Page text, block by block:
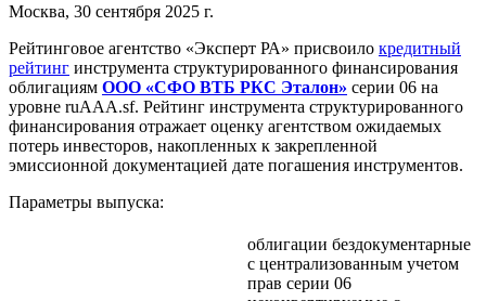
Москва, 30 сентября 2025 г.
Рейтинговое агентство «Эксперт РА» присвоило кредитный
рейтинг инструмента структурированного финансирования
облигациям ООО «СФО ВТБ РКС Эталон» серии 06 на
уровне ruAAA.sf. Рейтинг инструмента структурированного
финансирования отражает оценку агентством ожидаемых
потерь инвесторов, накопленных к закрепленной
эмиссионной документацией дате погашения инструментов.
Параметры выпуска:
облигации бездокументарные
с централизованным учетом
прав серии 06